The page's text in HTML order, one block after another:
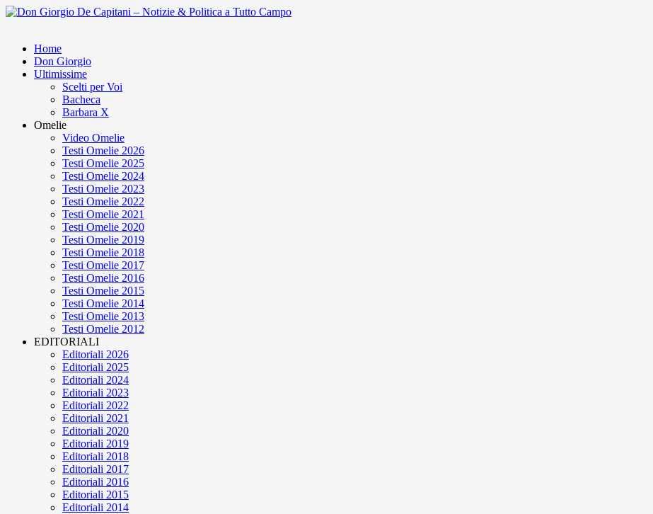
Home
Don Giorgio
Ultimissime
Scelti per Voi
Bacheca
Barbara X
Omelie
Video Omelie
Testi Omelie 2026
Testi Omelie 2025
Testi Omelie 2024
Testi Omelie 2023
Testi Omelie 2022
Testi Omelie 2021
Testi Omelie 2020
Testi Omelie 2019
Testi Omelie 2018
Testi Omelie 2017
Testi Omelie 2016
Testi Omelie 2015
Testi Omelie 2014
Testi Omelie 2013
Testi Omelie 2012
EDITORIALI
Editoriali 2026
Editoriali 2025
Editoriali 2024
Editoriali 2023
Editoriali 2022
Editoriali 2021
Editoriali 2020
Editoriali 2019
Editoriali 2018
Editoriali 2017
Editoriali 2016
Editoriali 2015
Editoriali 2014